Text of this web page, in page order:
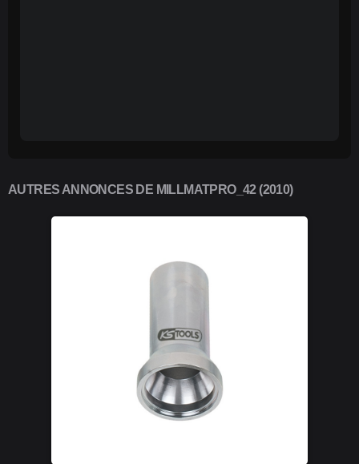
AUTRES ANNONCES DE MILLMATPRO_42 (2010)